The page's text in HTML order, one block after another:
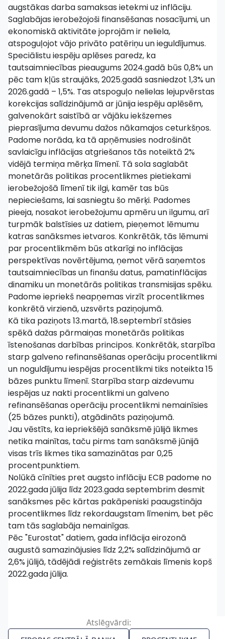
augstākas darba samaksas ietekmi uz inflāciju.
Saglabājas ierobežojoši finansēšanas nosacījumi, un
ekonomiskā aktivitāte joprojām ir neliela,
atspoguļojot vājo privāto patēriņu un ieguldījumus.
Speciālistu iespēju aplēses paredz, ka
tautsaimniecības pieaugums 2024.gadā būs 0,8% un
pēc tam kļūs straujāks, 2025.gadā sasniedzot 1,3% un
2026.gadā – 1,5%. Tas atspoguļo nelielas lejupvērstas
korekcijas salīdzinājumā ar jūnija iespēju aplēsēm,
galvenokārt saistībā ar vājāku iekšzemes
pieprasījuma devumu dažos nākamajos ceturkšņos.
Padome norāda, ka tā apņēmusies nodrošināt
savlaicīgu inflācijas atgriešanos tās noteiktā 2%
vidējā termiņa mērķa līmenī. Tā sola saglabāt
monetārās politikas procentlikmes pietiekami
ierobežojošā līmenī tik ilgi, kamēr tas būs
nepieciešams, lai sasniegtu šo mērķi. Padomes
pieeja, nosakot ierobežojumu apmēru un ilgumu, arī
turpmāk balstīsies uz datiem, pieņemot lēmumu
katras sanāksmes ietvaros. Konkrētāk, tās lēmumi
par procentlikmēm būs atkarīgi no inflācijas
perspektīvas novērtējuma, ņemot vērā saņemtos
tautsaimniecības un finanšu datus, pamatinflācijas
dinamiku un monetārās politikas transmisijas spēku.
Padome iepriekš neapņemas virzīt procentlikmes
konkrētā virzienā, uzsvērts paziņojumā.
Kā tika paziņots 13.martā, 18.septembrī stāsies
spēkā dažas pārmaiņas monetārās politikas
īstenošanas darbības principos. Konkrētāk, starpība
starp galveno refinansēšanas operāciju procentlikmi
un noguldījumu iespējas procentlikmi tiks noteikta 15
bāzes punktu līmenī. Starpība starp aizdevumu
iespējas uz nakti procentlikmi un galveno
refinansēšanas operāciju procentlikmi nemainīsies
(25 bāzes punkti), atgādināts paziņojumā.
Jau vēstīts, ka iepriekšējā sanāksmē jūlijā likmes
netika mainītas, taču pirms tam sanāksmē jūnijā
visas trīs likmes tika samazinātas par 0,25
procentpunktiem.
Nolūkā cīnīties pret augsto inflāciju ECB padome no
2022.gada jūlija līdz 2023.gada septembrim desmit
sanāksmes pēc kārtas pakāpeniski paaugstināja
procentlikmes līdz rekordaugstam līmenim, bet pēc
tam tās saglabāja nemainīgas.
Pēc "Eurostat" datiem, gada inflācija eirozonā
augustā samazinājusies līdz 2,2% salīdzinājumā ar
2,6% jūlijā, tādējādi reģistrēts zemākais līmenis kopš
2022.gada jūlija.
Atslēgvārdi: